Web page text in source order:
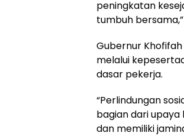
peningkatan
tumbuh
Gubernur
melalui
dasar pekerja.
“Perlindungan
bagian dari
dan memiliki